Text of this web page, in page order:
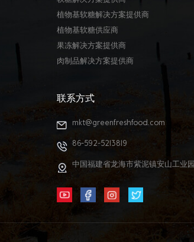
植物基软糖解决方案提供商
植物基软糖供应商
果冻解决方案提供商
肉制品解决方案提供商
联系方式
mkt@greenfreshfood.com
86-592-5213819
中国福建省龙海市紫泥镇安山工业园